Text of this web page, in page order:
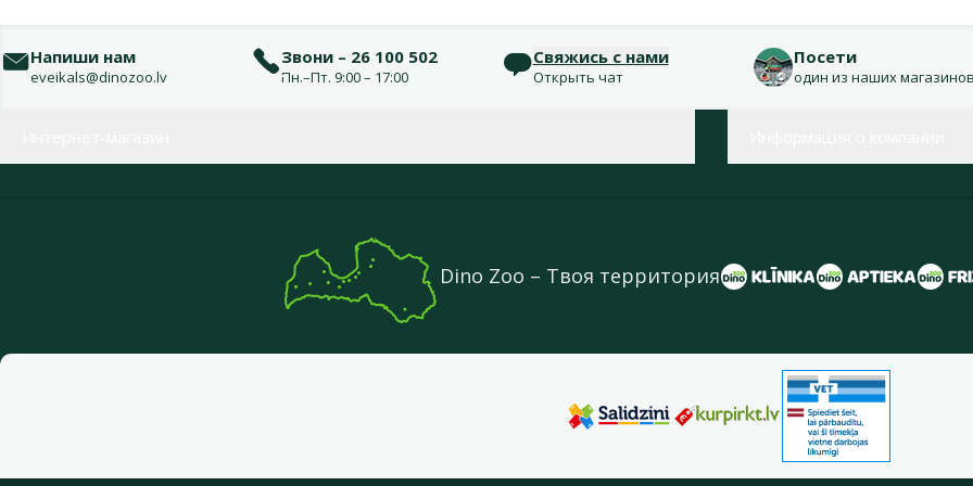
Напиши нам
eveikals@dinozoo.lv
Звони – 26 100 502
Пн.–Пт. 9:00 – 17:00
Свяжись с нами
Открыть чат
Посети
один из наших
Dino Zoo – Твоя территория